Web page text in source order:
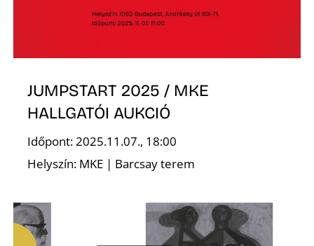
JUMPSTART 2025 / MKE
HALLGATÓI AUKCIÓ
Időpont: 2025.11.07., 18:00
Helyszín: MKE | Barcsay terem